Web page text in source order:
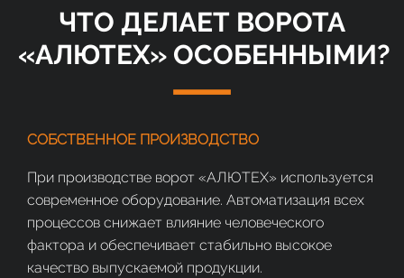
ЧТО ДЕЛАЕТ ВОРОТА
«АЛЮТЕХ» ОСОБЕННЫМИ?
СОБСТВЕННОЕ ПРОИЗВОДСТВО
При производстве ворот «АЛЮТЕХ» используется
современное оборудование. Автоматизация всех
процессов снижает влияние человеческого
фактора и обеспечивает стабильно высокое
качество выпускаемой продукции.